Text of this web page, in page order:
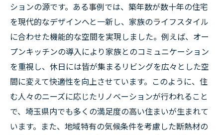
ションの源です。ある事例では、築年数が数十年の住宅
を現代的なデザインへと一新し、家族のライフスタイル
に合わせた機能的な空間を実現しました。例えば、オー
プンキッチンの導入により家族とのコミュニケーション
を重視し、休日には皆が集まるリビングを広々とした空
間に変えて快適性を向上させています。このように、住
む人々のニーズに応じたリノベーションが行われること
で、埼玉県内でも多くの満足度の高い住まいが生まれて
います。また、地域特有の気候条件を考慮した断熱材の